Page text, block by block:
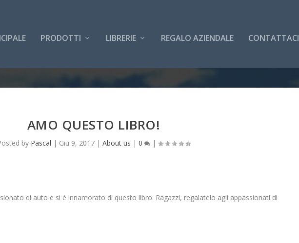
PRODOTTI LIBRERIE REGALO AZIENDALE CONTATTACI
AMO QUESTO LIBRO!
by Pascal | Giu 9, 2017| About us | 0 |
di auto e si è innamorato di questo libro. Ragazzi, regalatelo agli appassionati di